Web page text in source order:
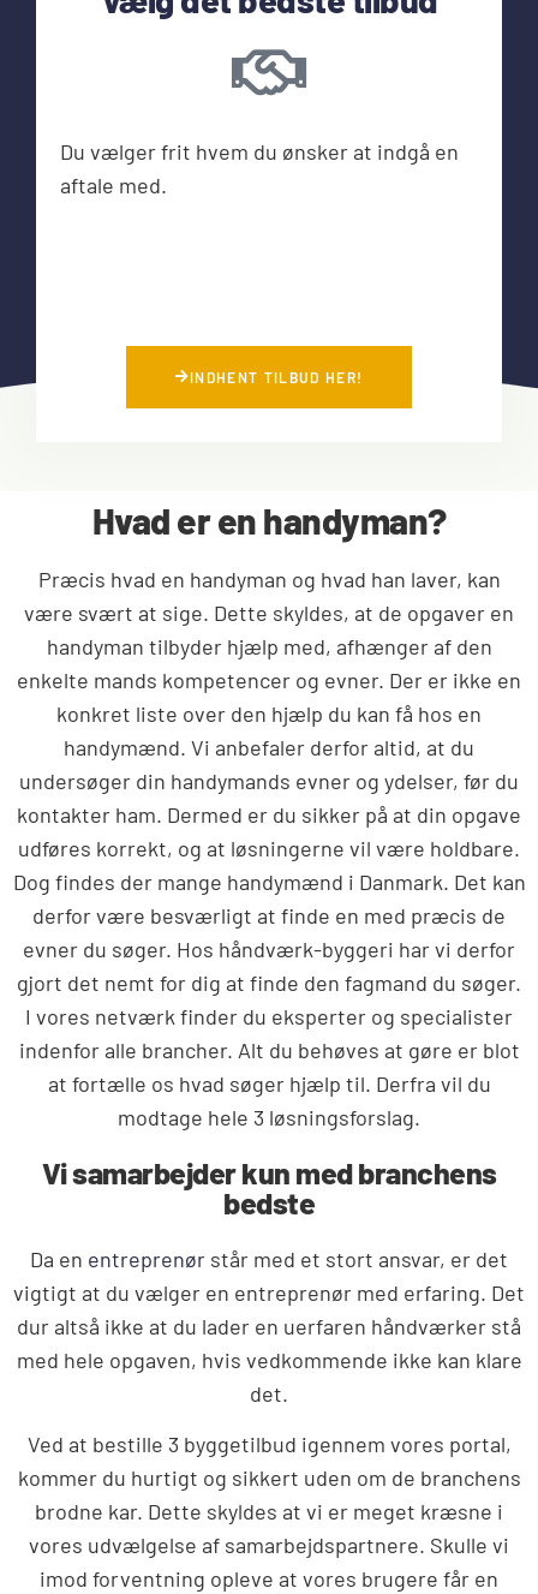
Du vælger frit hvem du ønsker at indgå en
aftale med.
INDHENT TILBUD HER!
Hvad er en handyman?
Præcis hvad en handyman og hvad han laver, kan
være svært at sige. Dette skyldes, at de opgaver en
handyman tilbyder hjælp med, afhænger af den
enkelte mands kompetencer og evner. Der er ikke en
konkret liste over den hjælp du kan få hos en
handymænd. Vi anbefaler derfor altid, at du
undersøger din handymands evner og ydelser, før du
kontakter ham. Dermed er du sikker på at din opgave
udføres korrekt, og at løsningerne vil være holdbare.
Dog findes der mange handymænd i Danmark. Det kan
derfor være besværligt at finde en med præcis de
evner du søger. Hos håndværk-byggeri har vi derfor
gjort det nemt for dig at finde den fagmand du søger.
I vores netværk finder du eksperter og specialister
indenfor alle brancher. Alt du behøves at gøre er blot
at fortælle os hvad søger hjælp til. Derfra vil du
modtage hele 3 løsningsforslag.
Vi samarbejder kun med branchens
bedste
Da en entreprenør står med et stort ansvar, er det
vigtigt at du vælger en entreprenør med erfaring. Det
dur altså ikke at du lader en uerfaren håndværker stå
med hele opgaven, hvis vedkommende ikke kan klare
det.
Ved at bestille 3 byggetilbud igennem vores portal,
kommer du hurtigt og sikkert uden om de branchens
brodne kar. Dette skyldes at vi er meget kræsne i
vores udvælgelse af samarbejdspartnere. Skulle vi
imod forventning opleve at vores brugere får en